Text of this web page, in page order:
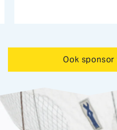
Ook sponsor